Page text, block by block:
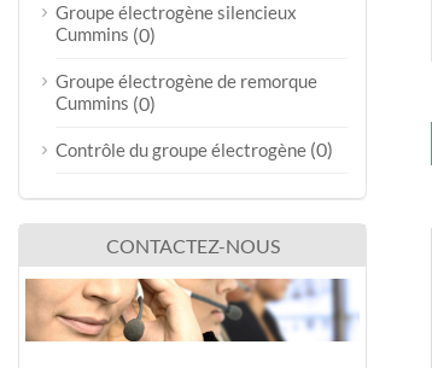
Groupe électrogène silencieux
Cummins (0)
Groupe électrogène de remorque
Cummins (0)
Contrôle du groupe électrogène (0)
CONTACTEZ-NOUS